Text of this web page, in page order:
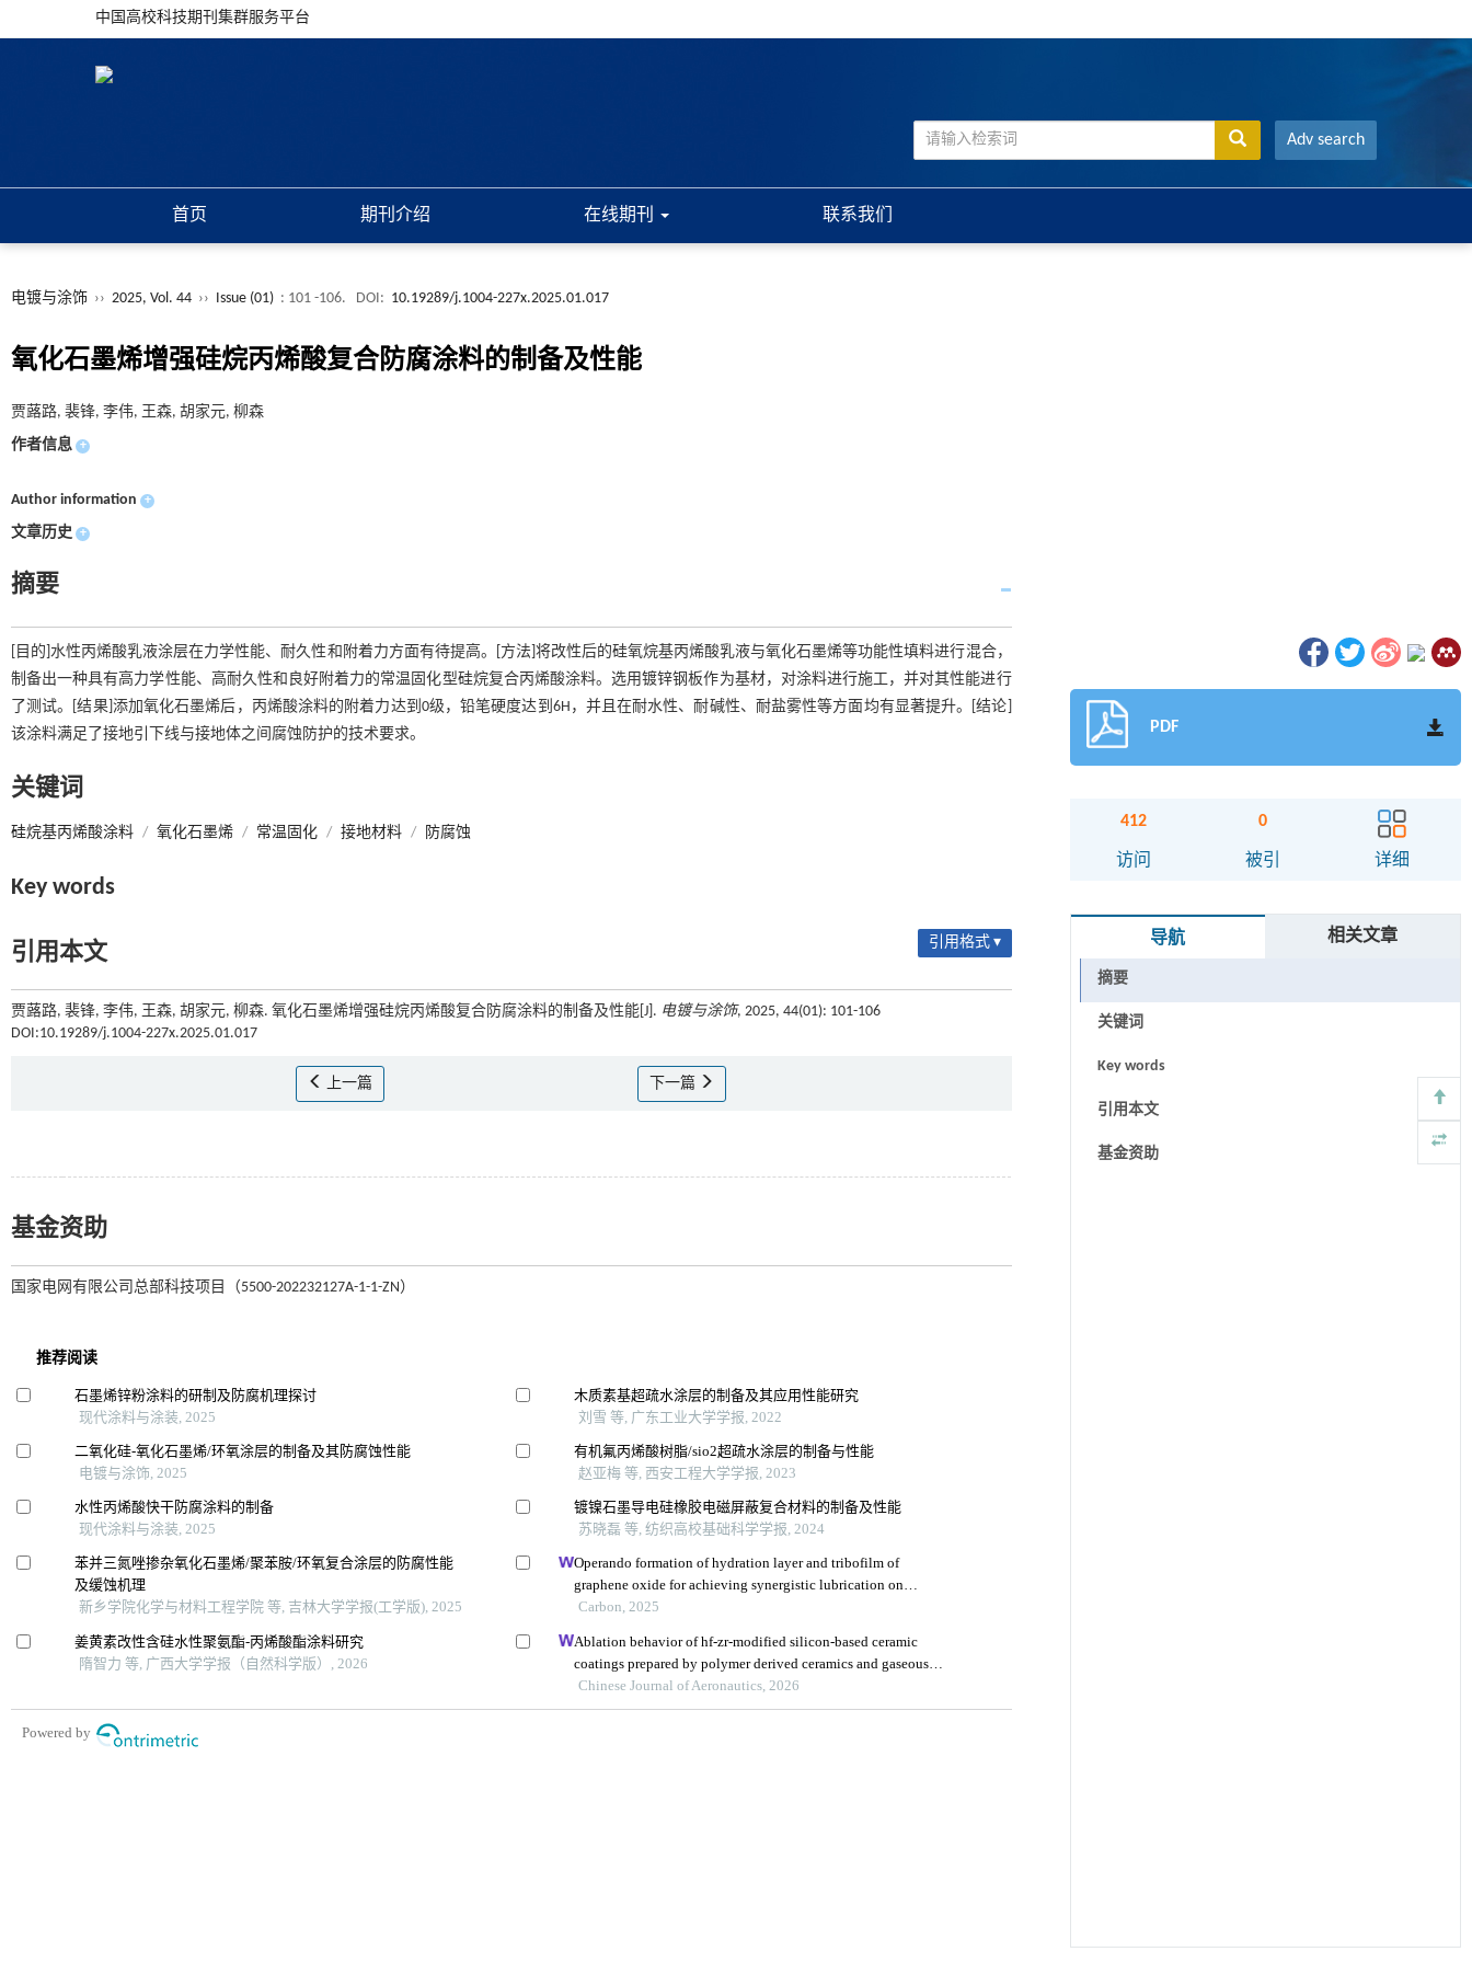
中国高校科技期刊集群服务平台
Adv search
首页 期刊介绍 在线期刊 联系我们
电镀与涂饰 ›› 2025, Vol. 44 ›› Issue (01) : 101 -106. DOI: 10.19289/j.1004-227x.2025.01.017
氧化石墨烯增强硅烷丙烯酸复合防腐涂料的制备及性能
贾蕗路, 裴锋, 李伟, 王森, 胡家元, 柳森
作者信息 +
Author information +
文章历史 +
摘要
[目的]水性丙烯酸乳液涂层在力学性能、耐久性和附着力方面有待提高。[方法]将改性后的硅氧烷基丙烯酸乳液与氧化石墨烯等功能性填料进行混合，
制备出一种具有高力学性能、高耐久性和良好附着力的常温固化型硅烷复合丙烯酸涂料。选用镀锌钢板作为基材，对涂料进行施工，并对其性能进行
了测试。[结果]添加氧化石墨烯后，丙烯酸涂料的附着力达到0级，铅笔硬度达到6H，并且在耐水性、耐碱性、耐盐雾性等方面均有显著提升。[结论]
该涂料满足了接地引下线与接地体之间腐蚀防护的技术要求。
关键词
硅烷基丙烯酸涂料 / 氧化石墨烯 / 常温固化 / 接地材料 / 防腐蚀
Key words
引用本文 引用格式 ▾
贾蕗路, 裴锋, 李伟, 王森, 胡家元, 柳森. 氧化石墨烯增强硅烷丙烯酸复合防腐涂料的制备及性能[J]. 电镀与涂饰, 2025, 44(01): 101-106
DOI:10.19289/j.1004-227x.2025.01.017
上一篇 下一篇
基金资助
国家电网有限公司总部科技项目（5500-202232127A-1-1-ZN）
PDF
412
访问
0
被引 详细
导航 相关文章
摘要
关键词
Key words
引用本文
基金资助